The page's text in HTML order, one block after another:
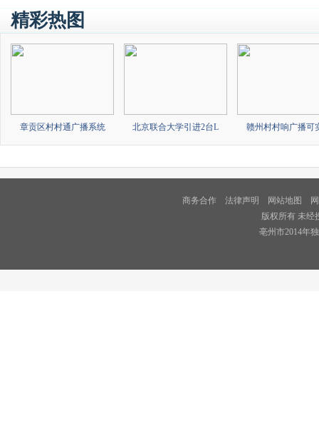
精彩热图
章贡区村村通广播系统 北京联合大学引进2台L 赣州村村响广播可
商务合作 法律声明 网站地图
版权所有 未经
亳州市2014年